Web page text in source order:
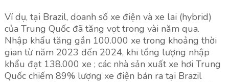
Ví dụ, tại Brazil, doanh số xe điện và xe lai (hybrid)
của Trung Quốc đã tăng vọt trong vài năm qua.
Nhập khẩu tăng gần 100.000 xe trong khoảng thời
gian từ năm 2023 đến 2024, khi tổng lượng nhập
khẩu đạt 138.000 xe ; các nhà sản xuất xe hơi Trung
Quốc chiếm 89% lượng xe điện bán ra tại Brazil